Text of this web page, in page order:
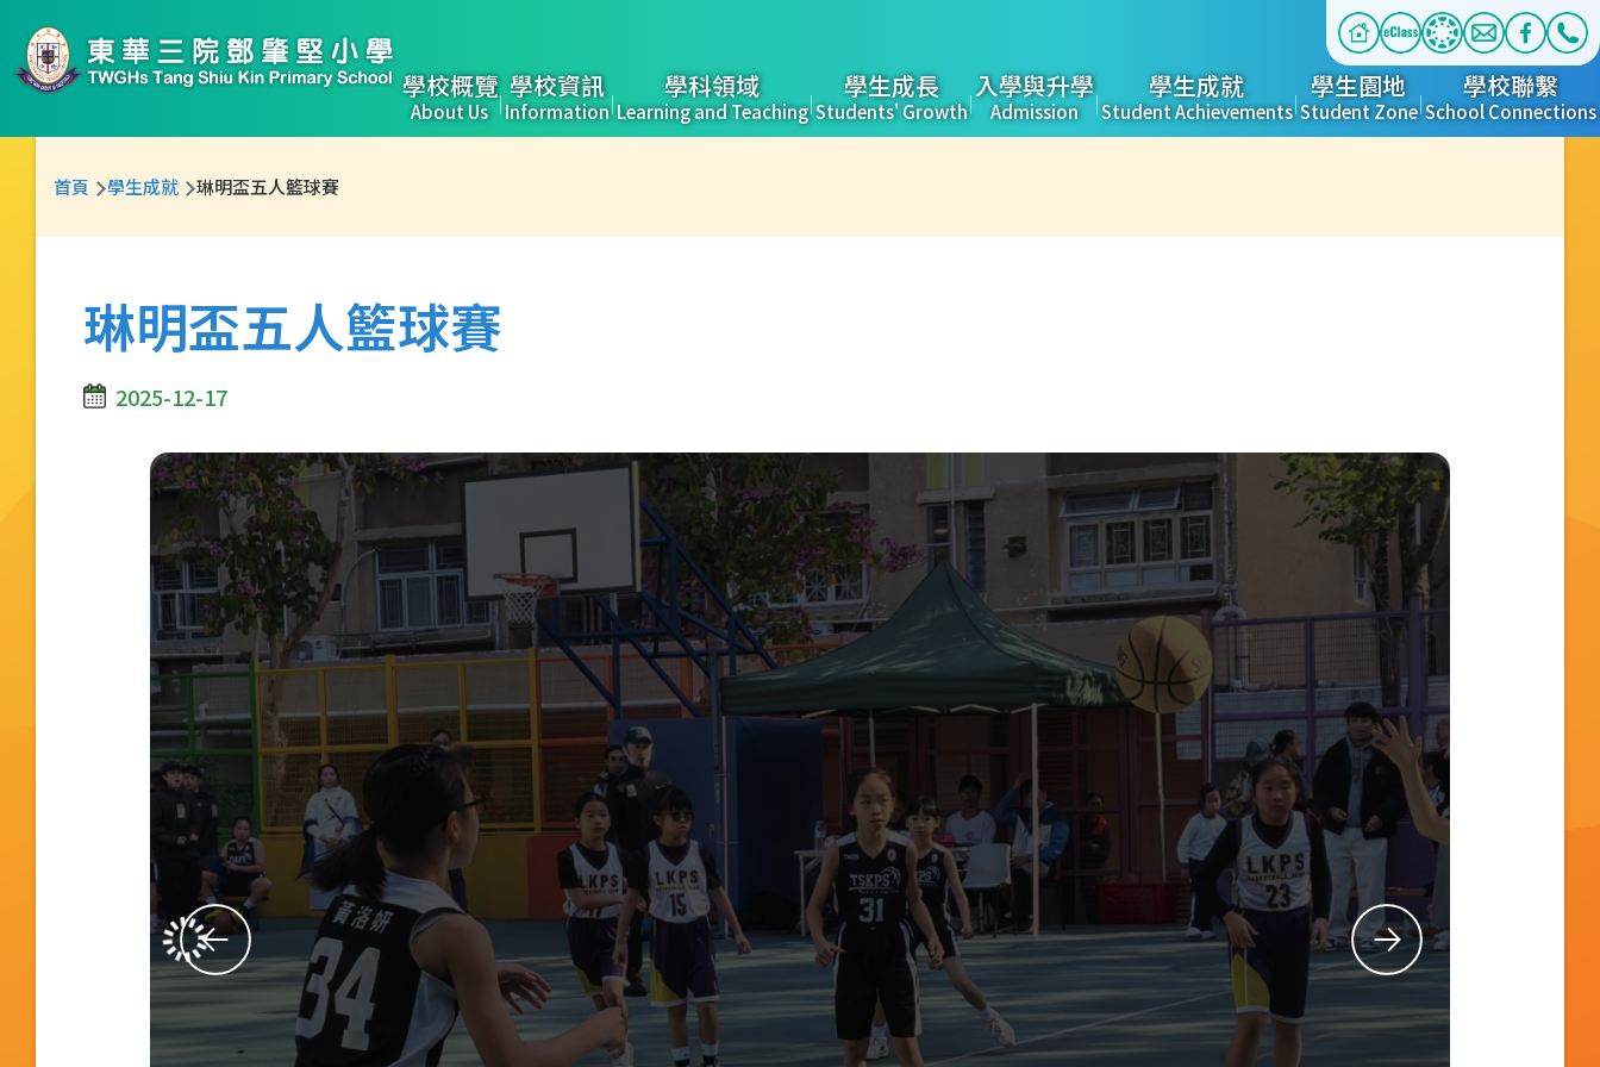
移至主內容
Main
navigation
學校概覽
About Us
學校資訊
Information
學科領域
Learning and Teaching
學生成長
Students' Growth
入學與升學
Admission
學生成就
Student Achievements
學生園地
Student Zone
學校聯繫
School Connections
航
結
首頁 學生成就 琳明盃五人籃球賽
琳明盃五人籃球賽
2025-12-17